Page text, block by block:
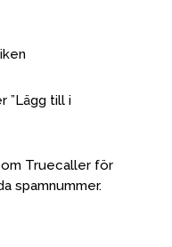
”Lägg till i
Truecaller för
spamnummer.